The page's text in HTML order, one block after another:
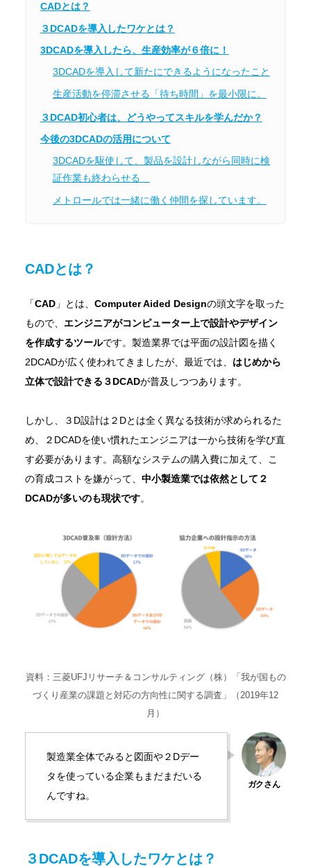
CADとは？
３DCADを導入したワケとは？
3DCADを導入したら、生産効率が６倍に！
3DCADを導入して新たにできるようになったこと
生産活動を停滞させる「待ち時間」を最小限に。
３DCAD初心者は、どうやってスキルを学んだか？
今後の3DCADの活用について
3DCADを駆使して、製品を設計しながら同時に検
証作業も終わらせる
メトロールでは一緒に働く仲間を探しています。
CADとは？
「CAD」とは、 Computer Aided Designの頭文字を取った
もので、 エンジニアがコンピューター上で設計やデザイン
を作成するツールです。製造業界では平面の設計図を描く
2DCADが広く使われてきましたが、最近では、 はじめから
立体で設計できる３DCADが普及しつつあります。
しかし、３D設計は２Dとは全く異なる技術が求められるた
め、２DCADを使い慣れたエンジニアは一から技術を学び直
す必要があります。高額なシステムの購入費に加えて、こ
の育成コストを嫌がって、 中小製造業では依然として２
DCADが多いのも現状です。
資料：三菱UFJリサーチ＆コンサルティング（株）「我が国もの
づくり産業の課題と対応の方向性に関する調査」（2019年12
月）
製造業全体でみると図面や２Dデー
タを使っている企業もまだまだいる
んですね。
３DCADを導入したワケとは？